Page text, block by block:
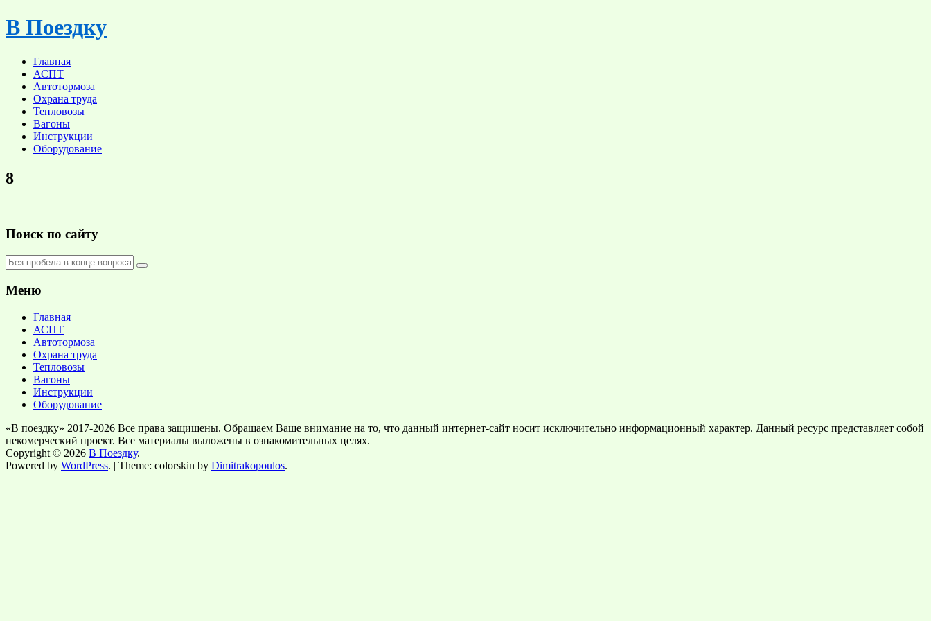
Skip
to
В Поездку
Главная
АСПТ
Автотормоза
Охрана труда
Тепловозы
Вагоны
Инструкции
Оборудование
8
Поиск по сайту
Меню
Главная
АСПТ
Автотормоза
Охрана труда
Тепловозы
Вагоны
Инструкции
Оборудование
«В поездку» 2017-2026 Все права защищены. Обращаем Ваше внимание на то, что данный интернет-сайт носит исключительно информационный характер. Данный ресурс представляет собой
некомерческий проект. Все материалы выложены в ознакомительных целях.
Copyright © 2026 В Поездку.
Powered by WordPress. | Theme: colorskin by Dimitrakopoulos.